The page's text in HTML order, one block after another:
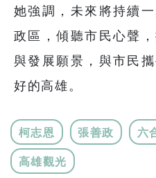
她強調，未來將持續
政區，傾聽市民心聲
與發展願景，與市民
好的高雄。
柯志恩 張善政 六
高雄觀光